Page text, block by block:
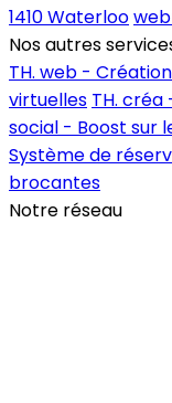
1410 Waterloo
Nos autres
TH. web -
virtuelles TH.
social - Boost sur
Système de
brocantes
Notre réseau